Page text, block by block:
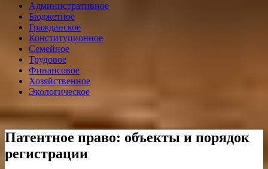
Административное
Бюджетное
Гражданское
Конституционное
Семейное
Трудовое
Финансовое
Хозяйственное
Экологическое
Патентное право: объекты и порядок
регистрации